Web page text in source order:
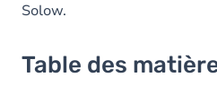
Solow.
Table des